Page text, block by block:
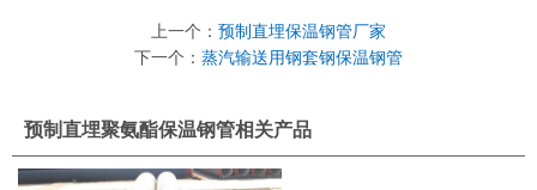
上一个： 预制直埋保温钢管厂家
下一个： 蒸汽输送用钢套钢保温钢管
预制直埋聚氨酯保温钢管相关产品